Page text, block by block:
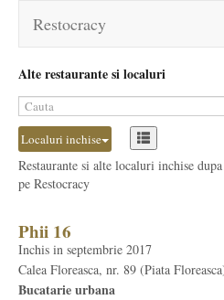
Restocracy
Alte restaurante si localuri
Localuri inchise
Restaurante si alte localuri inchise
pe Restocracy
Phii 16
Inchis in septembrie 2017
Calea Floreasca, nr. 89 (Piata
Bucatarie urbana